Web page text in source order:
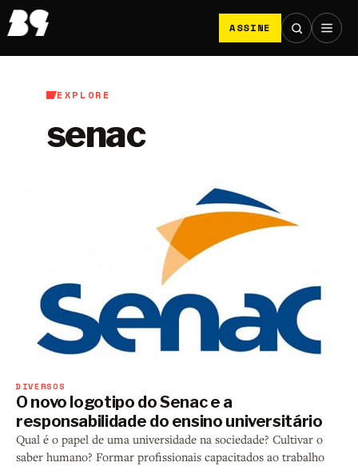
ASSINE
EXPLORE
senac
DIVERSOS
O novo logotipo do Senac e a
responsabilidade do ensino universitário
Qual é o papel de uma universidade na sociedade? Cultivar o
saber humano? Formar profissionais capacitados ao trabalho